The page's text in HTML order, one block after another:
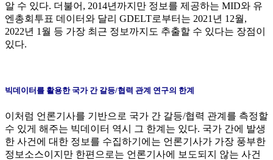
알 수 있다. 더불어, 2014년까지만 정보를 제공하는 MID와 유
엔총회투표 데이터와 달리 GDELT로부터는 2021년 12월,
2022년 1월 등 가장 최근 정보까지도 추출할 수 있다는 장점이
있다.
빅데이터를 활용한 국가 간 갈등/협력 관계 연구의 한계
이처럼 언론기사를 기반으로 국가 간 갈등/협력 관계를 측정할
수 있게 해주는 빅데이터 역시 그 한계는 있다. 국가 간에 발생
한 사건에 대한 정보를 수집하기에는 언론기사가 가장 풍부한
정보소스이지만 한편으로는 언론기사에 보도되지 않는 사건